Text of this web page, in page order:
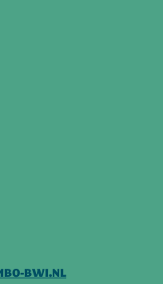
BWI.NL